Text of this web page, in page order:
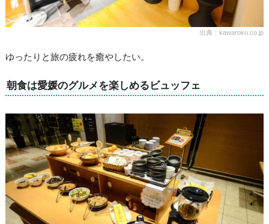
出典：kawaroku.co.jp
ゆったりと旅の疲れを癒やしたい。
朝食は愛媛のグルメを楽しめるビュッフェ